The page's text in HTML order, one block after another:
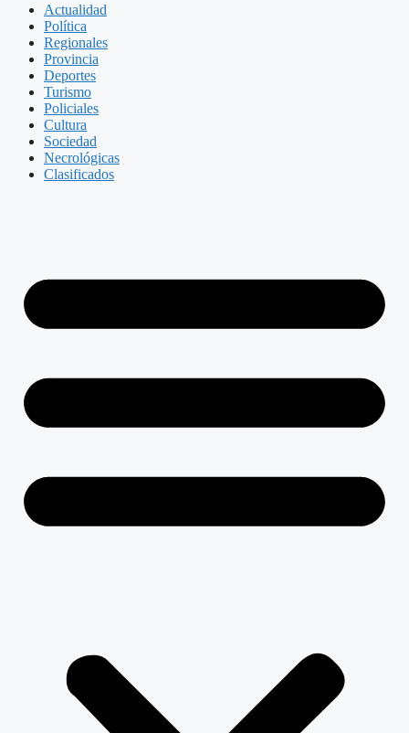
Actualidad
Política
Regionales
Provincia
Deportes
Turismo
Policiales
Cultura
Sociedad
Necrológicas
Clasificados